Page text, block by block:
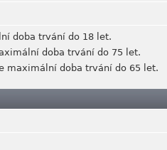
doba trvání do 18 let.
doba trvání do 75 let.
maximální doba trvání do 65 let.